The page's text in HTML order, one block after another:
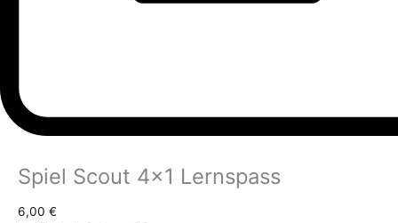
Spiel Scout 4×1 Lernspass
6,00 €